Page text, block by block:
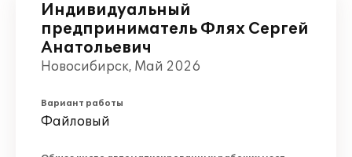
Индивидуальный
предприниматель Флях Сергей
Анатольевич
Новосибирск, Май 2026
Вариант работы
Файловый